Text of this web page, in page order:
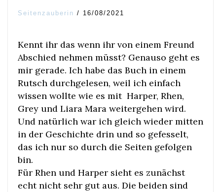
Seitenzauberin / 16/08/2021
Kennt ihr das wenn ihr von einem Freund
Abschied nehmen müsst? Genauso geht es
mir gerade. Ich habe das Buch in einem
Rutsch durchgelesen, weil ich einfach
wissen wollte wie es mit Harper, Rhen,
Grey und Liara Mara weitergehen wird.
Und natürlich war ich gleich wieder mitten
in der Geschichte drin und so gefesselt,
das ich nur so durch die Seiten gefolgen
bin.
Für Rhen und Harper sieht es zunächst
echt nicht sehr gut aus. Die beiden sind